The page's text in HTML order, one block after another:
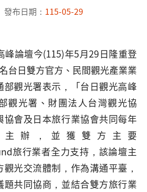
發布日期： 115-05-29
峰論壇今(115)年5月29日隆重登
台日雙方官方、民間觀光產業業
部觀光署表示，「台日觀光高峰
觀光署、財團法人台灣觀光協
協會及日本旅行業協會共同每年
辦，並獲雙方主要
旅行業者全力支持，該論壇主
光交流體制，作為溝通平臺，
題共同協商，並結合雙方旅行業